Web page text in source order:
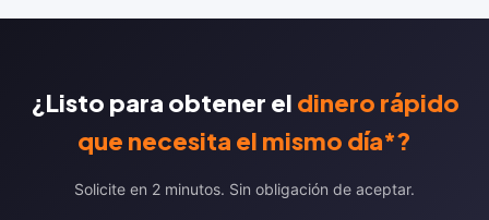
¿Listo para obtener el dinero rápido
que necesita el mismo día*?
Solicite en 2 minutos. Sin obligación de aceptar.